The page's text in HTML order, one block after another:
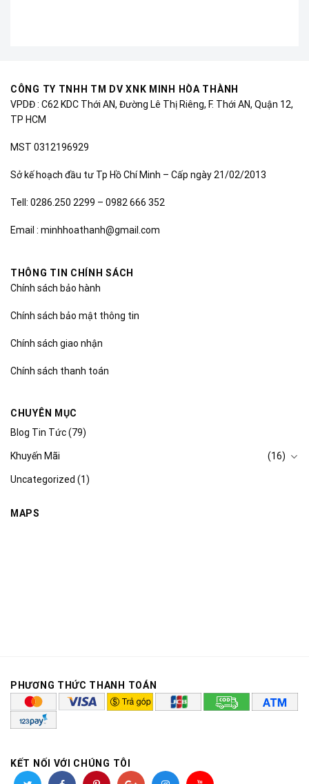
CÔNG TY TNHH TM DV XNK MINH HÒA THÀNH
VPDĐ : C62 KDC Thới AN, Đường Lê Thị Riêng, F. Thới AN, Quận 12,
TP HCM
MST 0312196929
Sở kế hoạch đầu tư Tp Hồ Chí Minh – Cấp ngày 21/02/2013
Tell: 0286.250 2299 – 0982 666 352
Email : minhhoathanh@gmail.com
THÔNG TIN CHÍNH SÁCH
Chính sách bảo hành
Chính sách bảo mật thông tin
Chính sách giao nhận
Chính sách thanh toán
CHUYÊN MỤC
Blog Tin Tức(79)
Khuyến Mãi (16)
Uncategorized (1)
MAPS
PHƯƠNG THỨC THANH TOÁN
KẾT NỐI VỚI CHÚNG TÔI